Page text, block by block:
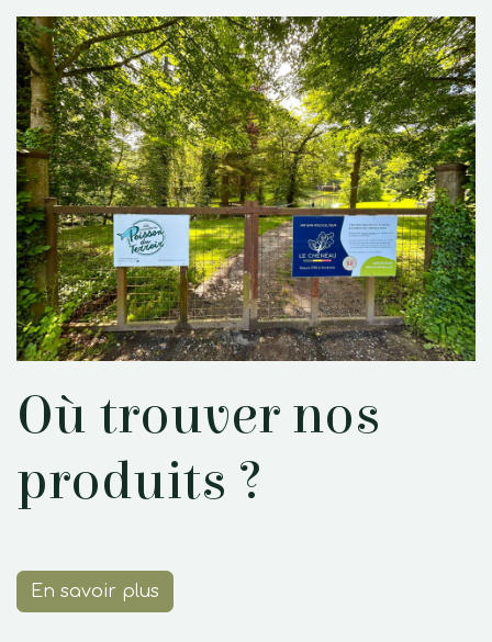
Où trouver nos
produits ?
En savoir plus